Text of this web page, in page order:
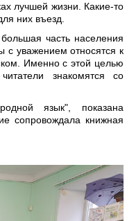
лучшей жизни. Какие-то
них въезд.
часть населения
уважением относятся к
Именно с этой целью
знакомятся со
язык", показана
сопровождала книжная